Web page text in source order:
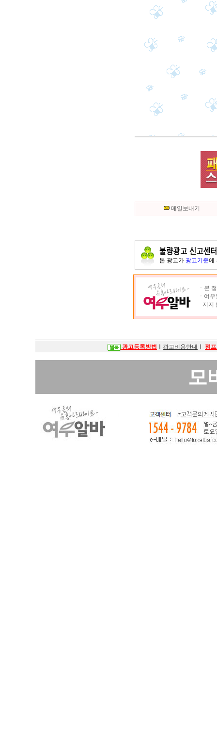
메일보내기
본 광고가 광고기준에
ㆍ본
ㆍ여
지지
광고등록방법 광고비용안내 점
모